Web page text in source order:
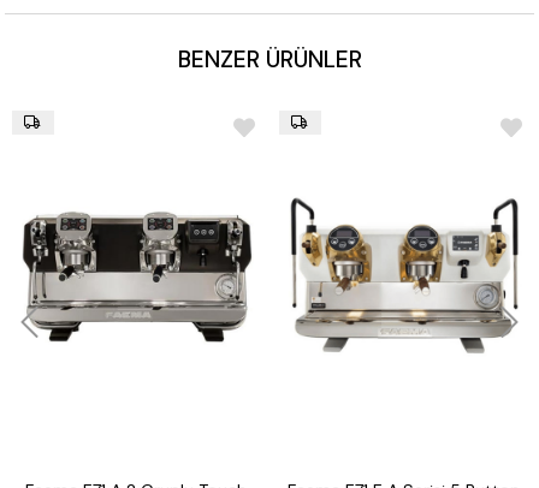
hızlı ve tutarlı sonuçlar sağlar, yoğun kullanım koşullarında
bile performansını korur.
Teknik Özellikler:
Güç:4500 W güç kapasitesi ile hızlı ısınma ve sürekli
performans sunar.
Boyutlar:
850 x 650 x 530 mm (G x D x Y), modern ve şık
tasarımıyla mekanınıza değer katar.
88 kg, sağlam ve stabil bir kullanım sağlar.
Enerji Tasarrufu:Enerji verimliliği modları ile çevre dostu
bir kullanım sunar.
Neden SANREMO Cafe Racer Naked?SANREMO Cafe Racer
BENZER ÜRÜNLER